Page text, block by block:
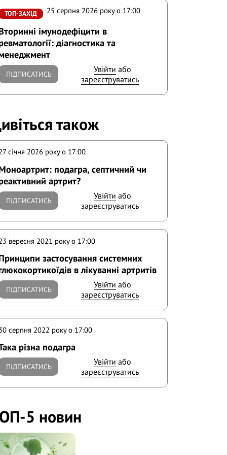
ТОП-ЗАХІД 25 серпня 2026 року o 17:00
імунодефіцити в
діагностика та
ПІДПИСАТИСЬ Увійти або
зареєструватись
також
січня 2026 року o 17:00
подагра, септичний чи
артрит?
ПІДПИСАТИСЬ Увійти або
зареєструватись
вересня 2021 року o 17:00
застосування системних
в лікуванні артритів
ПІДПИСАТИСЬ Увійти або
зареєструватись
серпня 2022 року o 17:00
різна подагра
ПІДПИСАТИСЬ Увійти або
зареєструватись
5 новин